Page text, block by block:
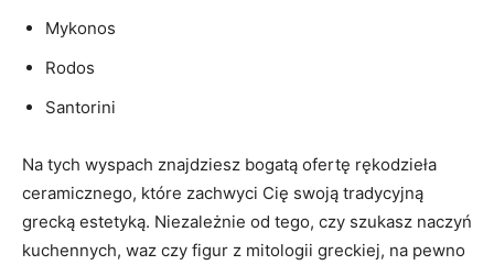
Mykonos
Rodos
Santorini
Na ⁢tych ‌wyspach znajdziesz bogatą ofertę rękodzieła
ceramicznego,⁣ które zachwyci‍ Cię swoją tradycyjną
grecką estetyką. Niezależnie od tego, czy szukasz naczyń
kuchennych, waz czy figur z mitologii greckiej, na pewno